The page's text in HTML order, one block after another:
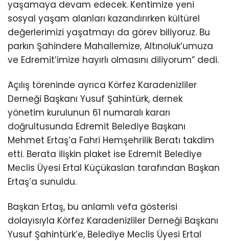
yaşamaya devam edecek. Kentimize yeni
sosyal yaşam alanları kazandırırken kültürel
değerlerimizi yaşatmayı da görev biliyoruz. Bu
parkın Şahindere Mahallemize, Altınoluk’umuza
ve Edremit’imize hayırlı olmasını diliyorum” dedi.
Açılış töreninde ayrıca Körfez Karadenizliler
Derneği Başkanı Yusuf Şahintürk, dernek
yönetim kurulunun 61 numaralı kararı
doğrultusunda Edremit Belediye Başkanı
Mehmet Ertaş’a Fahri Hemşehrilik Beratı takdim
etti. Berata ilişkin plaket ise Edremit Belediye
Meclis Üyesi Ertal Küçükaslan tarafından Başkan
Ertaş’a sunuldu.
Başkan Ertaş, bu anlamlı vefa gösterisi
dolayısıyla Körfez Karadenizliler Derneği Başkanı
Yusuf Şahintürk’e, Belediye Meclis Üyesi Ertal